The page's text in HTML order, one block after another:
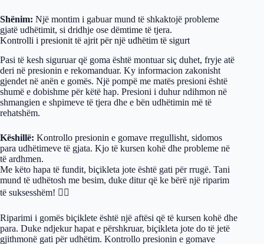
Shënim: Një montim i gabuar mund të shkaktojë probleme
gjatë udhëtimit, si dridhje ose dëmtime të tjera.
Kontrolli i presionit të ajrit për një udhëtim të sigurt
Pasi të kesh siguruar që goma është montuar siç duhet, fryje atë
deri në presionin e rekomanduar. Ky informacion zakonisht
gjendet në anën e gomës. Një pompë me matës presioni është
shumë e dobishme për këtë hap. Presioni i duhur ndihmon në
shmangien e shpimeve të tjera dhe e bën udhëtimin më të
rehatshëm.
Këshillë: Kontrollo presionin e gomave rregullisht, sidomos
para udhëtimeve të gjata. Kjo të kursen kohë dhe probleme në
të ardhmen.
Me këto hapa të fundit, biçikleta jote është gati për rrugë. Tani
mund të udhëtosh me besim, duke ditur që ke bërë një riparim
të suksesshëm! 🚴‍♂️
Riparimi i gomës biçiklete është një aftësi që të kursen kohë dhe
para. Duke ndjekur hapat e përshkruar, biçikleta jote do të jetë
gjithmonë gati për udhëtim. Kontrollo presionin e gomave